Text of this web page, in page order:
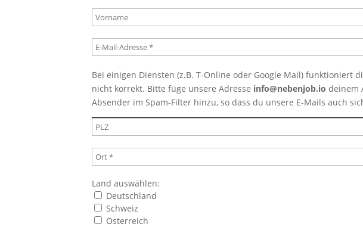
Bei einigen Diensten (z.B. T-Online oder Google Mail) funktioniert
nicht korrekt. Bitte füge unsere Adresse info@nebenjob.io deinem
Absender im Spam-Filter hinzu, so dass du unsere E-Mails auch
Land auswählen:
Deutschland
Schweiz
Österreich